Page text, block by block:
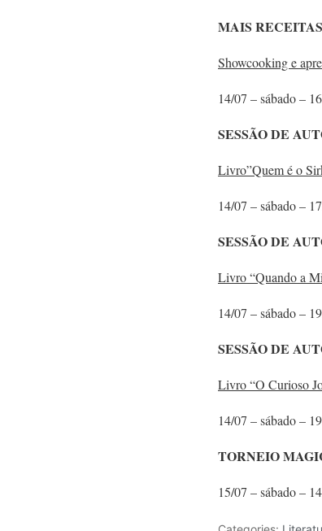
MAIS
Showcooking e
14/07 – sábado –
SESSÃO DE
Livro”Quem é o
14/07 – sábado –
SESSÃO DE
Livro “Quando a
14/07 – sábado –
SESSÃO DE
Livro “O Curioso
14/07 – sábado –
TORNEIO
15/07 – sábado –